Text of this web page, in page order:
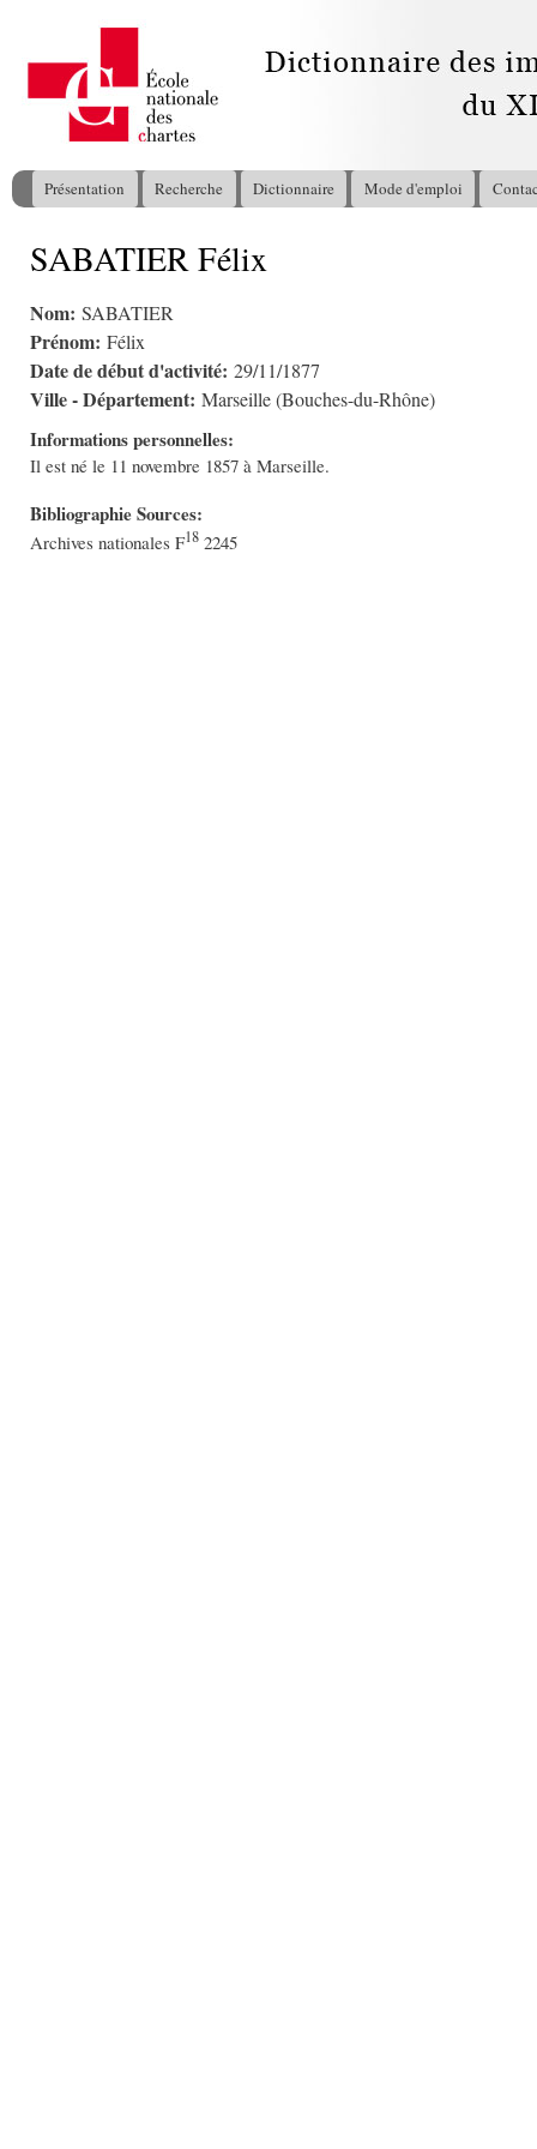
Menu principal
Présentation Recherche Dictionnaire Mode d'emploi
Vous êtes ici
SABATIER Félix
Nom: SABATIER
Prénom: Félix
Date de début d'activité: 29/11/1877
Ville - Département: Marseille (Bouches-du-Rhône)
Informations personnelles:
Il est né le 11 novembre 1857 à Marseille.
Bibliographie Sources:
Archives nationales F18 2245